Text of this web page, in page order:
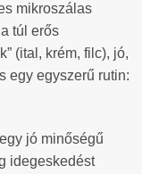
mikroszálas
túl erős
(ital, krém, filc), jó,
egy egyszerű rutin:
jó minőségű
idegeskedést